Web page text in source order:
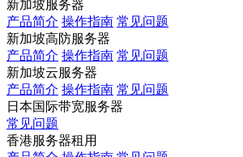
新加坡服务器
产品简介 操作指南 常见问题
新加坡高防服务器
产品简介 操作指南 常见问题
新加坡云服务器
产品简介 操作指南 常见问题
日本国际带宽服务器
常见问题
香港服务器租用